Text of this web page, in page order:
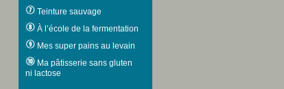
Teinture sauvage
À l’école de la fermentation
Mes super pains au levain
Ma pâtisserie sans gluten
ni lactose